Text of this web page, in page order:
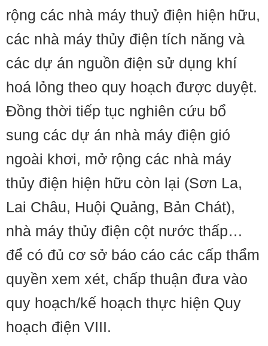
rộng các nhà máy thuỷ điện hiện hữu,
các nhà máy thủy điện tích năng và
các dự án nguồn điện sử dụng khí
hoá lỏng theo quy hoạch được duyệt.
Đồng thời tiếp tục nghiên cứu bổ
sung các dự án nhà máy điện gió
ngoài khơi, mở rộng các nhà máy
thủy điện hiện hữu còn lại (Sơn La,
Lai Châu, Huội Quảng, Bản Chát),
nhà máy thủy điện cột nước thấp…
để có đủ cơ sở báo cáo các cấp thẩm
quyền xem xét, chấp thuận đưa vào
quy hoạch/kế hoạch thực hiện Quy
hoạch điện VIII.